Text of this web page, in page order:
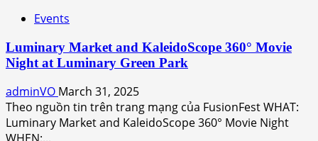
Chuyền
Tinh
đen
lần
đầu
tiên
ra
Events
Luminary Market and KaleidoScope 360° Movie
Night at Luminary Green Park
adminVO March 31, 2025
Theo nguồn tin trên trang mạng của FusionFest WHAT:
Luminary Market and KaleidoScope 360° Movie Night